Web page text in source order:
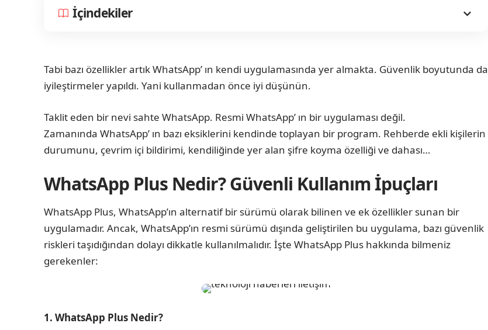
İçindekiler
Tabi bazı özellikler artık WhatsApp’ ın kendi uygulamasında yer almakta. Güvenlik boyutunda da
iyileştirmeler yapıldı. Yani kullanmadan önce iyi düşünün.
Taklit eden bir nevi sahte WhatsApp. Resmi WhatsApp’ ın bir uygulaması değil.
Zamanında WhatsApp’ ın bazı eksiklerini kendinde toplayan bir program. Rehberde ekli kişilerin
durumunu, çevrim içi bildirimi, kendiliğinde yer alan şifre koyma özelliği ve dahası…
WhatsApp Plus Nedir? Güvenli Kullanım İpuçları
WhatsApp Plus, WhatsApp’ın alternatif bir sürümü olarak bilinen ve ek özellikler sunan bir
uygulamadır. Ancak, WhatsApp’ın resmi sürümü dışında geliştirilen bu uygulama, bazı güvenlik
riskleri taşıdığından dolayı dikkatle kullanılmalıdır. İşte WhatsApp Plus hakkında bilmeniz
gerekenler:
1. WhatsApp Plus Nedir?